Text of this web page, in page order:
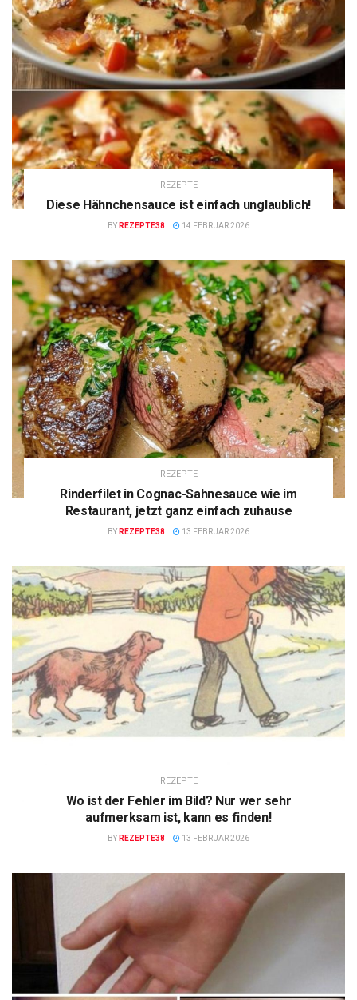
REZEPTE
Diese Hähnchensauce ist einfach unglaublich!
BY REZEPTE38 14 FEBRUAR 2026
REZEPTE
Rinderfilet in Cognac-Sahnesauce wie im
Restaurant, jetzt ganz einfach zuhause
BY REZEPTE38 13 FEBRUAR 2026
REZEPTE
Wo ist der Fehler im Bild? Nur wer sehr
aufmerksam ist, kann es finden!
BY REZEPTE38 13 FEBRUAR 2026